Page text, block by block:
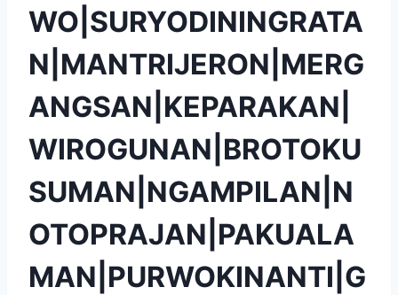
WO|SURYODININGRATA
N|MANTRIJERON|MERG
ANGSAN|KEPARAKAN|
WIROGUNAN|BROTOKU
SUMAN|NGAMPILAN|N
OTOPRAJAN|PAKUALA
MAN|PURWOKINANTI|G